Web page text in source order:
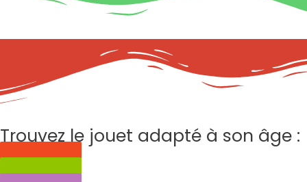
Trouvez le jouet adapté à son âge :